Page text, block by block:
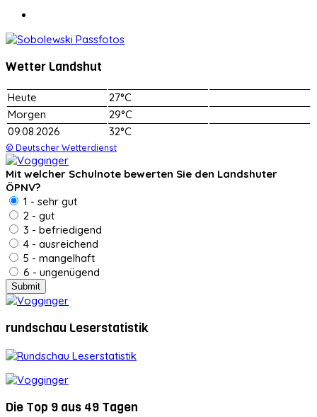
Wetter Landshut
Heute
27°C
Morgen
29°C
09.08.2026
32°C
© Deutscher Wetterdienst
Mit welcher Schulnote bewerten Sie den Landshuter
ÖPNV?
1 - sehr gut
2 - gut
3 - befriedigend
4 - ausreichend
5 - mangelhaft
6 - ungenügend
rundschau Leserstatistik
Die Top 9 aus 49 Tagen